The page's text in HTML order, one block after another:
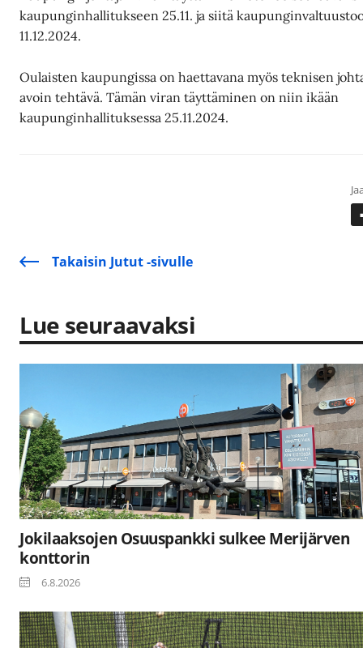
kaupunginhallitukseen 25.11. ja siitä
11.12.2024.
Oulaisten kaupungissa on haettavana myös teknisen
avoin tehtävä. Tämän viran täyttäminen on niin ikään
kaupunginhallituksessa 25.11.2024.
Takaisin Jutut -sivulle
Lue seuraavaksi
Jokilaaksojen Osuuspankki sulkee Merijärven
konttorin
6.8.2026